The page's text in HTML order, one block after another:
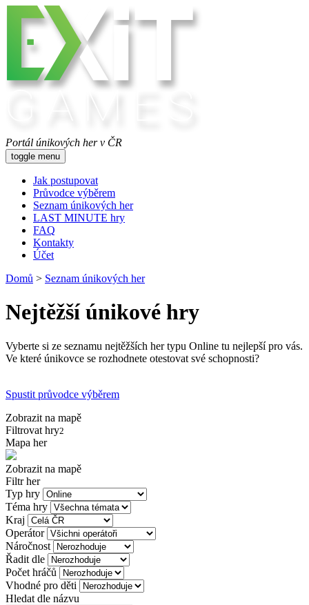
Portál únikových her v ČR
toggle menu
Jak postupovat
Průvodce výběrem
Seznam únikových her
LAST MINUTE hry
FAQ
Kontakty
Účet
Domů > Seznam únikových her
Nejtěžší únikové hry
Vyberte si ze seznamu nejtěžších her typu Online tu nejlepší pro vás.
Ve které únikovce se rozhodnete otestovat své schopnosti?
Spustit průvodce výběrem
Zobrazit na mapě
Filtrovat hry2
Mapa her
Zobrazit na mapě
Filtr her
Typ hry
Téma hry
Kraj
Operátor
Náročnost
Řadit dle
Počet hráčů
Vhodné pro děti
Hledat dle názvu